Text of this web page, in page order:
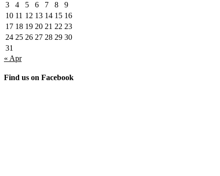
3
4 5 6 7 8
9
10 11 12 13 14 15 16
17 18 19 20 21 22 23
24 25 26 27 28 29 30
31
« Apr
Find us on Facebook